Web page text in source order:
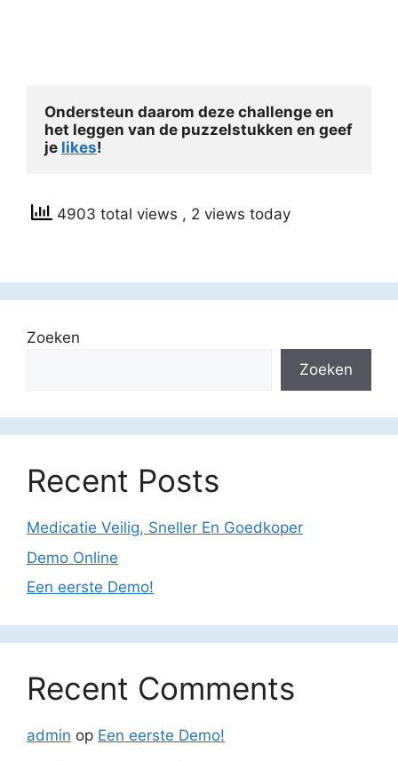
Ondersteun daarom deze challenge en
het leggen van de puzzelstukken en geef
je likes!
4903 total views , 2 views today
Zoeken
Zoeken
Recent Posts
Medicatie Veilig, Sneller En Goedkoper
Demo Online
Een eerste Demo!
Recent Comments
admin op Een eerste Demo!